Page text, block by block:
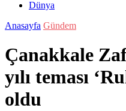
Dünya
Anasayfa Gündem
Çanakkale
yılı teması
oldu